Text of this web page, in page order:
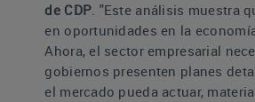
de CDP. "Este análisis muestra
en oportunidades en la
Ahora, el sector empresarial
gobiernos presenten planes
el mercado pueda actuar,